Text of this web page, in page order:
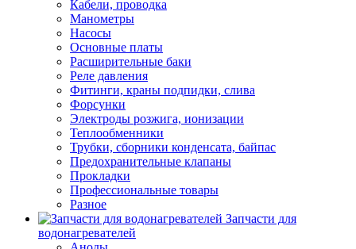
Кабели, проводка
Манометры
Насосы
Основные платы
Расширительные баки
Реле давления
Фитинги, краны подпидки, слива
Форсунки
Электроды розжига, ионизации
Теплообменники
Трубки, сборники конденсата, байпас
Предохранительные клапаны
Прокладки
Профессиональные товары
Разное
Запчасти для
водонагревателей